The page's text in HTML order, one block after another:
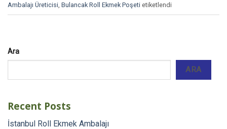
Ambalajı Üreticisi Bulancak Roll Ekmek Poşeti etiketlendi
Ara
ARA
Recent Posts
İstanbul Roll Ekmek Ambalajı